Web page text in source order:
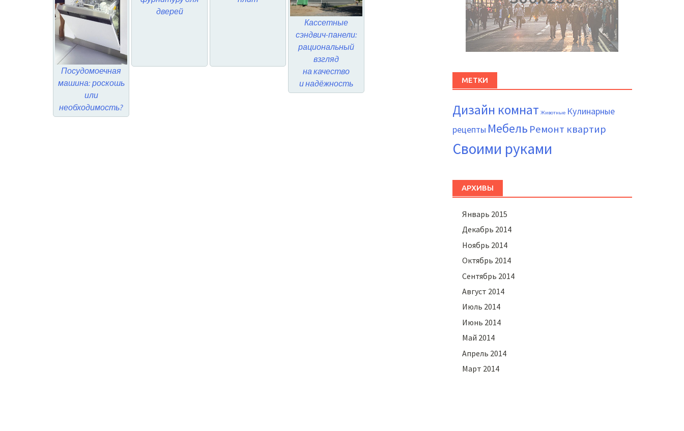
Посудомоечная
машина: роскошь
или
необходимость?
дверей
Кассетные
сэндвич-панели:
рациональный
взгляд
на качество
и надёжность
МЕТКИ
Дизайн комнат Животные Кулинарные
рецепты Мебель Ремонт квартир
Своими руками
АРХИВЫ
Январь 2015
Декабрь 2014
Ноябрь 2014
Октябрь 2014
Сентябрь 2014
Август 2014
Июль 2014
Июнь 2014
Май 2014
Апрель 2014
Март 2014